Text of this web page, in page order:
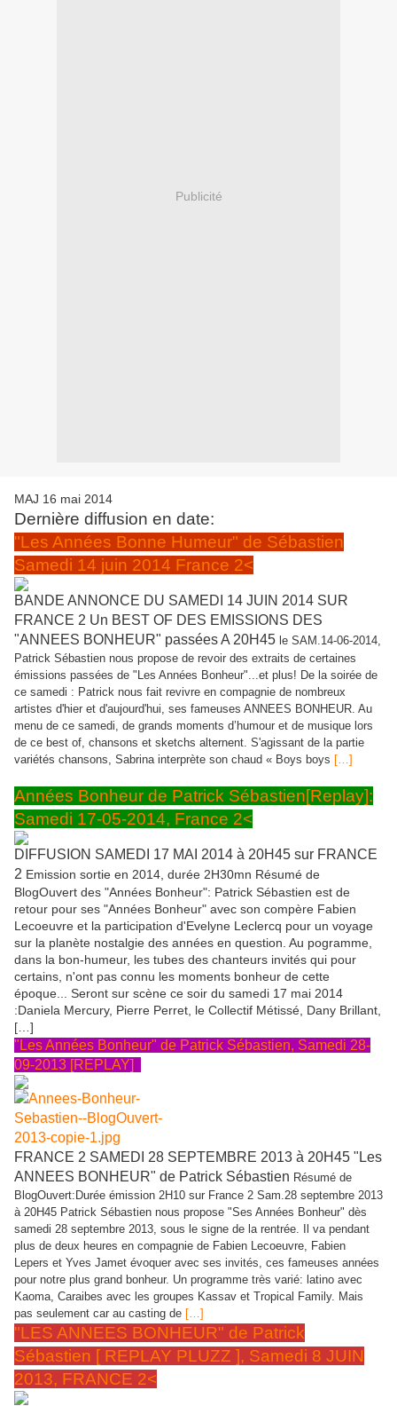
Publicité
MAJ 16 mai 2014
Dernière diffusion en date:
"Les Années Bonne Humeur" de Sébastien
Samedi 14 juin 2014 France 2<
BANDE ANNONCE DU SAMEDI 14 JUIN 2014 SUR
FRANCE 2 Un BEST OF DES EMISSIONS DES
"ANNEES BONHEUR" passées A 20H45 le SAM.14-06-2014,
Patrick Sébastien nous propose de revoir des extraits de certaines
émissions passées de "Les Années Bonheur"...et plus! De la soirée de
ce samedi : Patrick nous fait revivre en compagnie de nombreux
artistes d'hier et d'aujourd'hui, ses fameuses ANNEES BONHEUR. Au
menu de ce samedi, de grands moments d’humour et de musique lors
de ce best of, chansons et sketchs alternent. S'agissant de la partie
variétés chansons, Sabrina interprète son chaud « Boys boys […]
Années Bonheur de Patrick Sébastien[Replay]:
Samedi 17-05-2014, France 2<
DIFFUSION SAMEDI 17 MAI 2014 à 20H45 sur FRANCE
2 Emission sortie en 2014, durée 2H30mn Résumé de
BlogOuvert des "Années Bonheur": Patrick Sébastien est de
retour pour ses "Années Bonheur" avec son compère Fabien
Lecoeuvre et la participation d'Evelyne Leclercq pour un voyage
sur la planète nostalgie des années en question. Au pogramme,
dans la bon-humeur, les tubes des chanteurs invités qui pour
certains, n'ont pas connu les moments bonheur de cette
époque... Seront sur scène ce soir du samedi 17 mai 2014
:Daniela Mercury, Pierre Perret, le Collectif Métissé, Dany Brillant,
[…]
"Les Années Bonheur" de Patrick Sébastien, Samedi 28-
09-2013 [REPLAY]
FRANCE 2 SAMEDI 28 SEPTEMBRE 2013 à 20H45 "Les
ANNEES BONHEUR" de Patrick Sébastien Résumé de
BlogOuvert:Durée émission 2H10 sur France 2 Sam.28 septembre 2013
à 20H45 Patrick Sébastien nous propose "Ses Années Bonheur" dès
samedi 28 septembre 2013, sous le signe de la rentrée. Il va pendant
plus de deux heures en compagnie de Fabien Lecoeuvre, Fabien
Lepers et Yves Jamet évoquer avec ses invités, ces fameuses années
pour notre plus grand bonheur. Un programme très varié: latino avec
Kaoma, Caraibes avec les groupes Kassav et Tropical Family. Mais
pas seulement car au casting de […]
"LES ANNEES BONHEUR" de Patrick
Sébastien [ REPLAY PLUZZ ], Samedi 8 JUIN
2013, FRANCE 2<